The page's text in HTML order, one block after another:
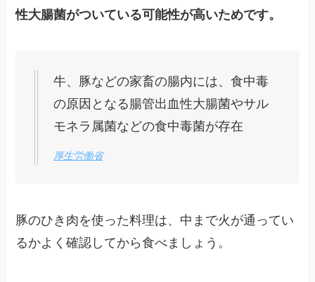
性大腸菌がついている可能性が高いためです。
牛、豚などの家畜の腸内には、食中毒
の原因となる腸管出血性大腸菌やサル
モネラ属菌などの食中毒菌が存在
厚生労働省
豚のひき肉を使った料理は、中まで火が通ってい
るかよく確認してから食べましょう。